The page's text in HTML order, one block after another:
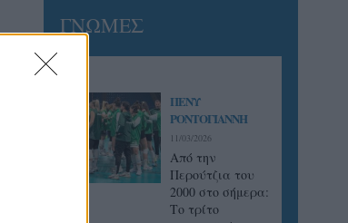
ΓΝΩΜΕΣ
ΠΕΝΥ
ΡΟΝΤΟΓΙΑΝΝΗ
11/03/2026
Από την
Περούτζια του
2000 στο σήμερα:
Tο τρίτο